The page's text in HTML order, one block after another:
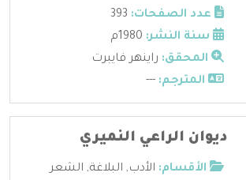
عدد الصفحات:
سنة النشر:
المحقق: راينهر فايبرت
المترجم: ---
ديوان الراعي النميري
الأقسام: الأدب, البلاغة, الشعر